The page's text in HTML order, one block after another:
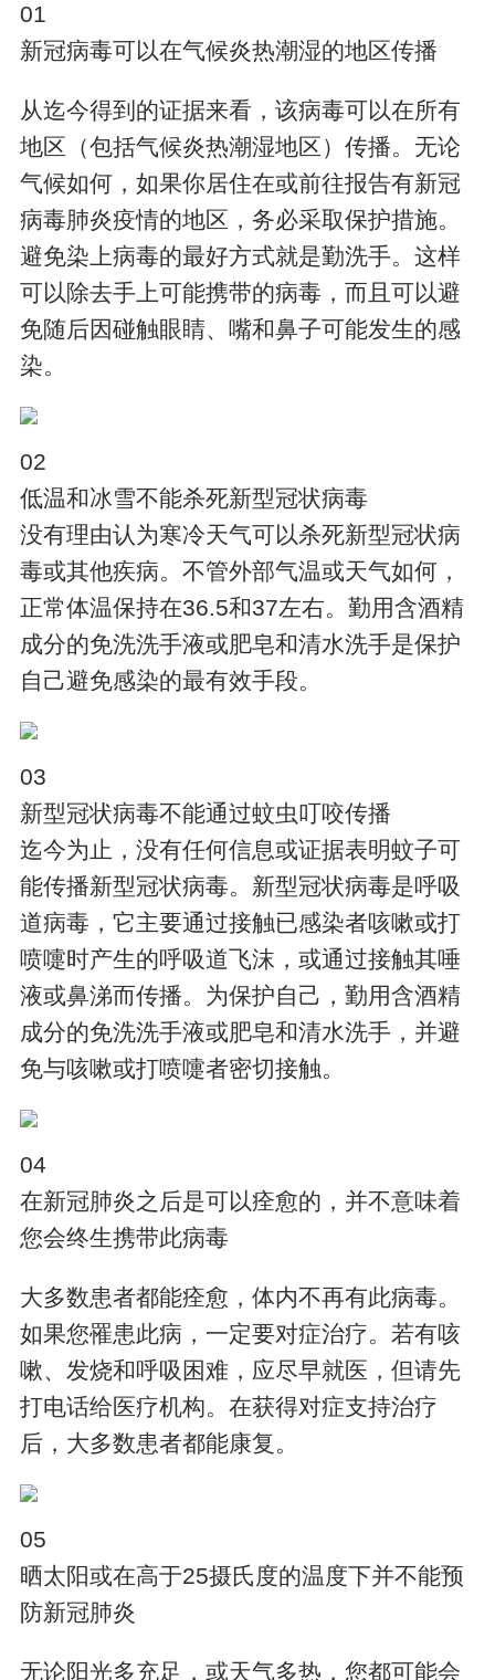
01
新冠病毒可以在气候炎热潮湿的地区传播
从迄今得到的证据来看，该病毒可以在所有
地区（包括气候炎热潮湿地区）传播。无论
气候如何，如果你居住在或前往报告有新冠
病毒肺炎疫情的地区，务必采取保护措施。
避免染上病毒的最好方式就是勤洗手。这样
可以除去手上可能携带的病毒，而且可以避
免随后因碰触眼睛、嘴和鼻子可能发生的感
染。
02
低温和冰雪不能杀死新型冠状病毒
没有理由认为寒冷天气可以杀死新型冠状病
毒或其他疾病。不管外部气温或天气如何，
正常体温保持在36.5和37左右。勤用含酒精
成分的免洗洗手液或肥皂和清水洗手是保护
自己避免感染的最有效手段。
03
新型冠状病毒不能通过蚊虫叮咬传播
迄今为止，没有任何信息或证据表明蚊子可
能传播新型冠状病毒。新型冠状病毒是呼吸
道病毒，它主要通过接触已感染者咳嗽或打
喷嚏时产生的呼吸道飞沫，或通过接触其唾
液或鼻涕而传播。为保护自己，勤用含酒精
成分的免洗洗手液或肥皂和清水洗手，并避
免与咳嗽或打喷嚏者密切接触。
04
在新冠肺炎之后是可以痊愈的，并不意味着
您会终生携带此病毒
大多数患者都能痊愈，体内不再有此病毒。
如果您罹患此病，一定要对症治疗。若有咳
嗽、发烧和呼吸困难，应尽早就医，但请先
打电话给医疗机构。在获得对症支持治疗
后，大多数患者都能康复。
05
晒太阳或在高于25摄氏度的温度下并不能预
防新冠肺炎
无论阳光多充足，或天气多热，您都可能会